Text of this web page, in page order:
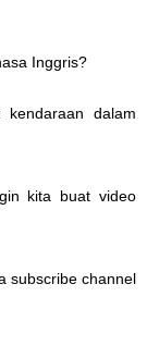
Inggris?
dalam
kita buat video
subscribe channel